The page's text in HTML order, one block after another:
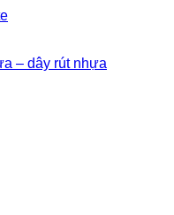
– dây rút nhựa